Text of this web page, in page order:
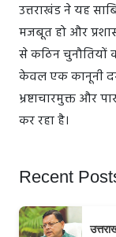
उत्तराखंड ने यह
मजबूत हो और
से कठिन चुनौतियों
केवल एक कानूनी
भ्रष्टाचारमुक्त और
कर रहा है।
Recent